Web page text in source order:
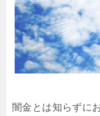
闇金とは知らずに